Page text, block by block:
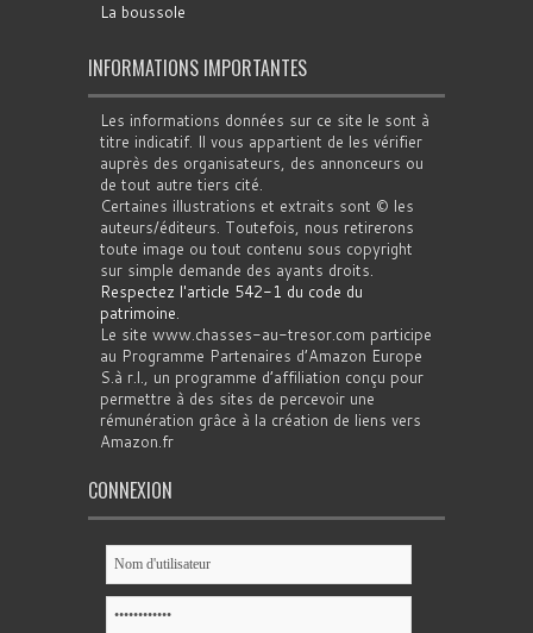
La boussole
INFORMATIONS IMPORTANTES
Les informations données sur ce site le sont à
titre indicatif. Il vous appartient de les vérifier
auprès des organisateurs, des annonceurs ou
de tout autre tiers cité.
Certaines illustrations et extraits sont © les
auteurs/éditeurs. Toutefois, nous retirerons
toute image ou tout contenu sous copyright
sur simple demande des ayants droits.
Respectez l'article 542-1 du code du
patrimoine.
Le site www.chasses-au-tresor.com participe
au Programme Partenaires d’Amazon Europe
S.à r.l., un programme d’affiliation conçu pour
permettre à des sites de percevoir une
rémunération grâce à la création de liens vers
Amazon.fr
CONNEXION